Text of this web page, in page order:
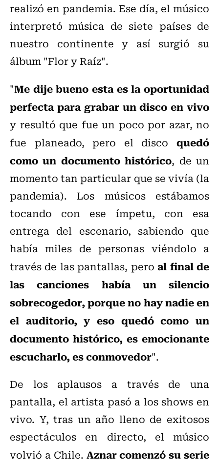
realizó en pandemia. Ese día, el músico
interpretó música de siete países de
nuestro continente y así surgió su
álbum "Flor y Raíz".
"Me dije bueno esta es la oportunidad
perfecta para grabar un disco en vivo
y resultó que fue un poco por azar, no
fue planeado, pero el disco quedó
como un documento histórico, de un
momento tan particular que se vivía (la
pandemia). Los músicos estábamos
tocando con ese ímpetu, con esa
entrega del escenario, sabiendo que
había miles de personas viéndolo a
través de las pantallas, peroal final de
las canciones había un silencio
sobrecogedor, porque no hay nadie en
el auditorio, y eso quedó como un
documento histórico, es emocionante
escucharlo, es conmovedor".
De los aplausos a través de una
pantalla, el artista pasó a los shows en
vivo. Y, tras un año lleno de exitosos
espectáculos en directo, el músico
volvió a Chile. Aznar comenzó su serie